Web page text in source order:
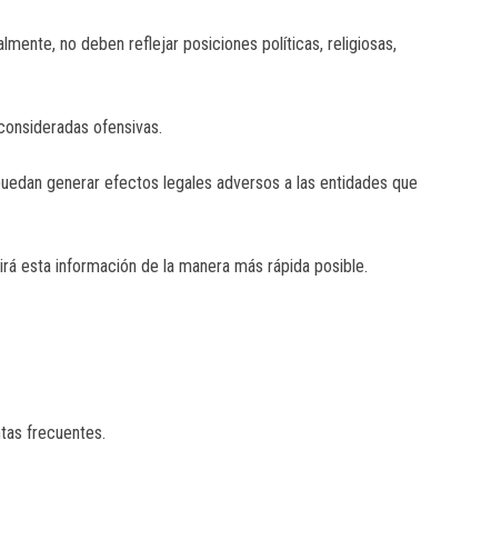
no deben reflejar posiciones políticas, religiosas,
ofensivas.
generar efectos legales adversos a las entidades que
esta información de la manera más rápida posible.
frecuentes.